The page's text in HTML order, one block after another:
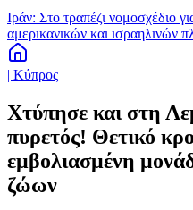
Ιράν: Στο τραπέζι νομοσχέδιο
αμερικανικών και ισραηλινών
| Κύπρος
Χτύπησε και στη
πυρετός! Θετικό
εμβολιασμένη
ζώων